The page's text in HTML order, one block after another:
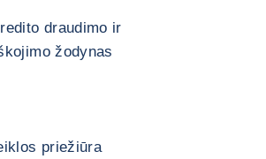
draudimo ir
žodynas
priežiūra